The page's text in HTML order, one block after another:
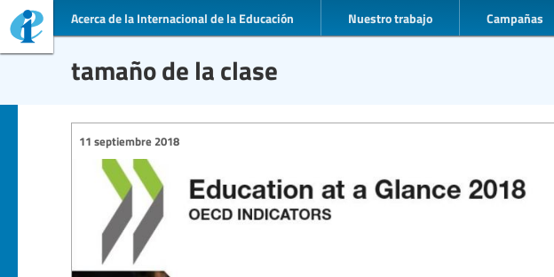
Acerca de la Internacional de la Educación Nuestro trabajo Campañas
tamaño de la clase
11 septiembre 2018